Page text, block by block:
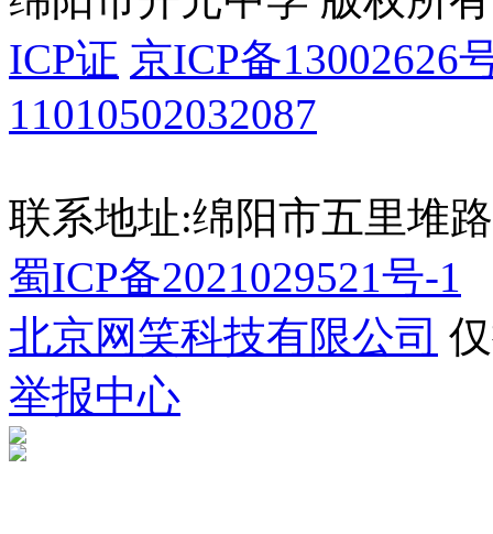
ICP证 京ICP备13002626
11010502032087
联系地址:绵阳市五里堆
蜀ICP备2021029521号-1
北京网笑科技有限公司
举报中心